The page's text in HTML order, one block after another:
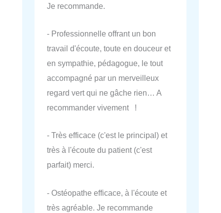
Je recommande.
- Professionnelle offrant un bon
travail d'écoute, toute en douceur et
en sympathie, pédagogue, le tout
accompagné par un merveilleux
regard vert qui ne gâche rien… A
recommander vivement !
- Très efficace (c'est le principal) et
très à l'écoute du patient (c'est
parfait) merci.
- Ostéopathe efficace, à l'écoute et
très agréable. Je recommande